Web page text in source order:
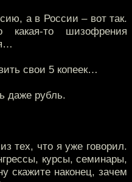
а в России – вот так.
то шизофрения
свои 5 копеек…
даже рубль.
тех, что я уже говорил.
курсы, семинары,
скажите наконец, зачем